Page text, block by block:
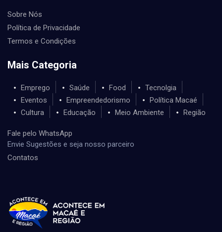
Sobre Nós
Política de Privacidade
Termos e Condições
Mais Categoria
Emprego Saúde Food
Tecnolgia
Eventos
Empreendedorismo
Política Macaé
Cultura
Educação Meio Ambiente Região
Fale pelo WhatsApp
Envie Sugestões e seja nosso parceiro
Contatos